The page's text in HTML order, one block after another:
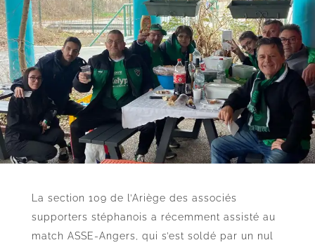
La section 109 de l’Ariège des associés
supporters stéphanois a récemment assisté au
match ASSE-Angers, qui s’est soldé par un nul